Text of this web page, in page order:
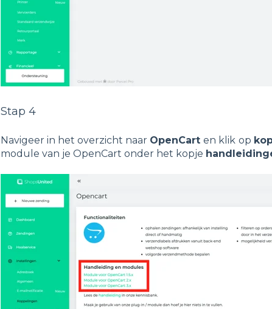
Stap 4
Navigeer in het overzicht naar OpenCart en klik op
module van je OpenCart onder het kopje